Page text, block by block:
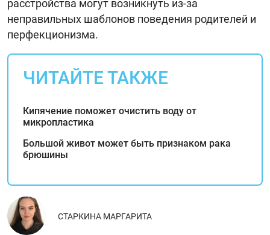
расстройства могут возникнуть из-за
неправильных шаблонов поведения родителей и
перфекционизма.
ЧИТАЙТЕ ТАКЖЕ
Кипячение поможет очистить воду от
микропластика
Большой живот может быть признаком рака
брюшины
СТАРКИНА МАРГАРИТА